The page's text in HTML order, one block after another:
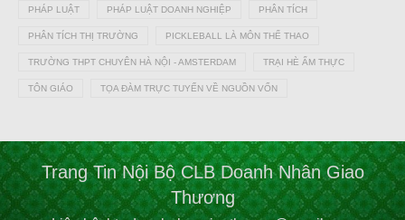
PHÁP LUẬT PHÁP LUẬT DOANH NGHIỆP PHÂN TÍCH
PHÂN TÍCH THỊ TRƯỜNG PICKLEBALL LÀ MÔN THỂ THAO
TRƯỜNG THPT CHUYÊN HÀ NỘI - AMSTERDAM TRẠI HÈ ẨM THỰC
TÔN GIÁO TỌA ĐÀM TRỰC TUYẾN VỀ NGUỒN VỐN
Trang Tin Nội Bộ CLB Doanh Nhân Giao
Thương